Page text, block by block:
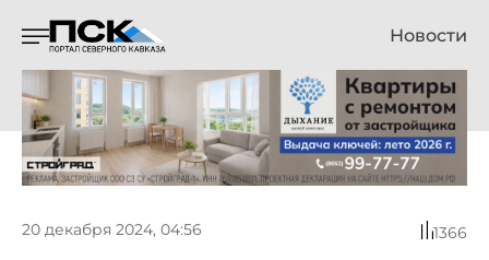
Новости
20 декабря 2024, 04:56 1366